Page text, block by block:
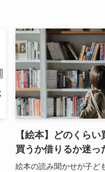
【絵本】どのくらい
買うか借りるか迷っ
絵本の読み聞かせが子ど